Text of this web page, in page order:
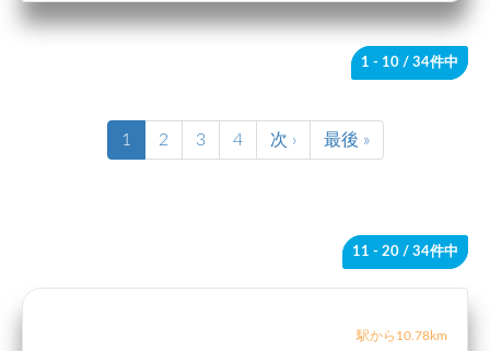
1 - 10 / 34件中
1 2 3 4 次 › 最後 »
11 - 20 / 34件中
駅から10.78km